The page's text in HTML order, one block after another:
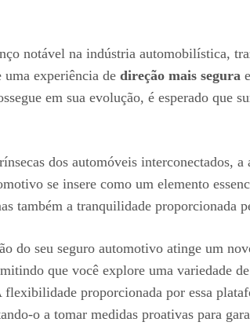
notável na indústria automobilística,
experiência de direção mais segura
em sua evolução, é esperado que
dos automóveis interconectados,
se insere como um elemento
também a tranquilidade proporcionada
do seu seguro automotivo atinge um
que você explore uma variedade
proporcionada por essa
o a tomar medidas proativas para